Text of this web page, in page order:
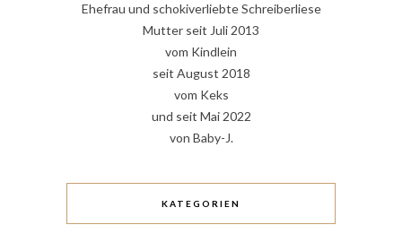
Ehefrau und schokiverliebte Schreiberliese
Mutter seit Juli 2013
vom Kindlein
seit August 2018
vom Keks
und seit Mai 2022
von Baby-J.
KATEGORIEN